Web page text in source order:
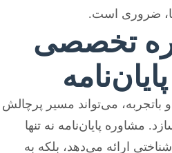
ضروری است.
تخصصی
می‌تواند مسیر پرچالش
مشاوره پایان‌نامه نه تنها
ارائه می‌دهد، بلکه به